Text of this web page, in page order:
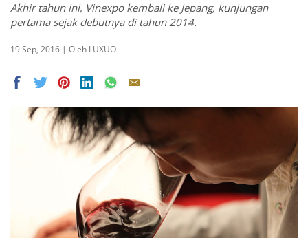
Akhir tahun ini, Vinexpo kembali ke Jepang, kunjungan
pertama sejak debutnya di tahun 2014.
19 Sep, 2016 | Oleh LUXUO